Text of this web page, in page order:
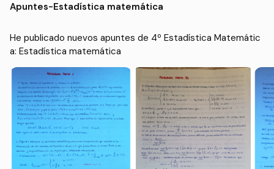
Apuntes-Estadística matemática
He publicado nuevos apuntes de 4º Estadística Matemátic
a: Estadística matemática